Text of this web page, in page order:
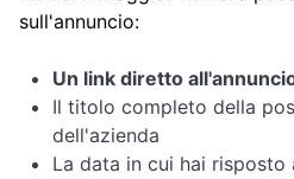
sull'annuncio:
Un link diretto
Il titolo completo della
dell'azienda
La data in cui hai risposto